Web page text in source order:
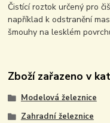
Čistící roztok určený pro
například k odstranění
šmouhy na lesklém
Zboží zařazeno v
Modelová železnice
Zahradní železnice